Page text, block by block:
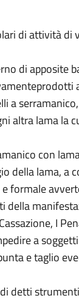
di attività
di apposite
altra lama la
con
della lama,
formale
I
a
e taglio
detti